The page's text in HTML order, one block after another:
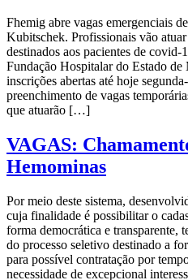
Fhemig abre vagas emergenciais
Kubitschek. Profissionais vão
destinados aos pacientes de covid-
Fundação Hospitalar do Estado
inscrições abertas até hoje
preenchimento de vagas
que atuarão […]
VAGAS:
Hemominas
Por meio deste sistema,
cuja finalidade é possibilitar o
forma democrática e transparente,
do processo seletivo destinado a
para possível contratação por
necessidade de excepcional